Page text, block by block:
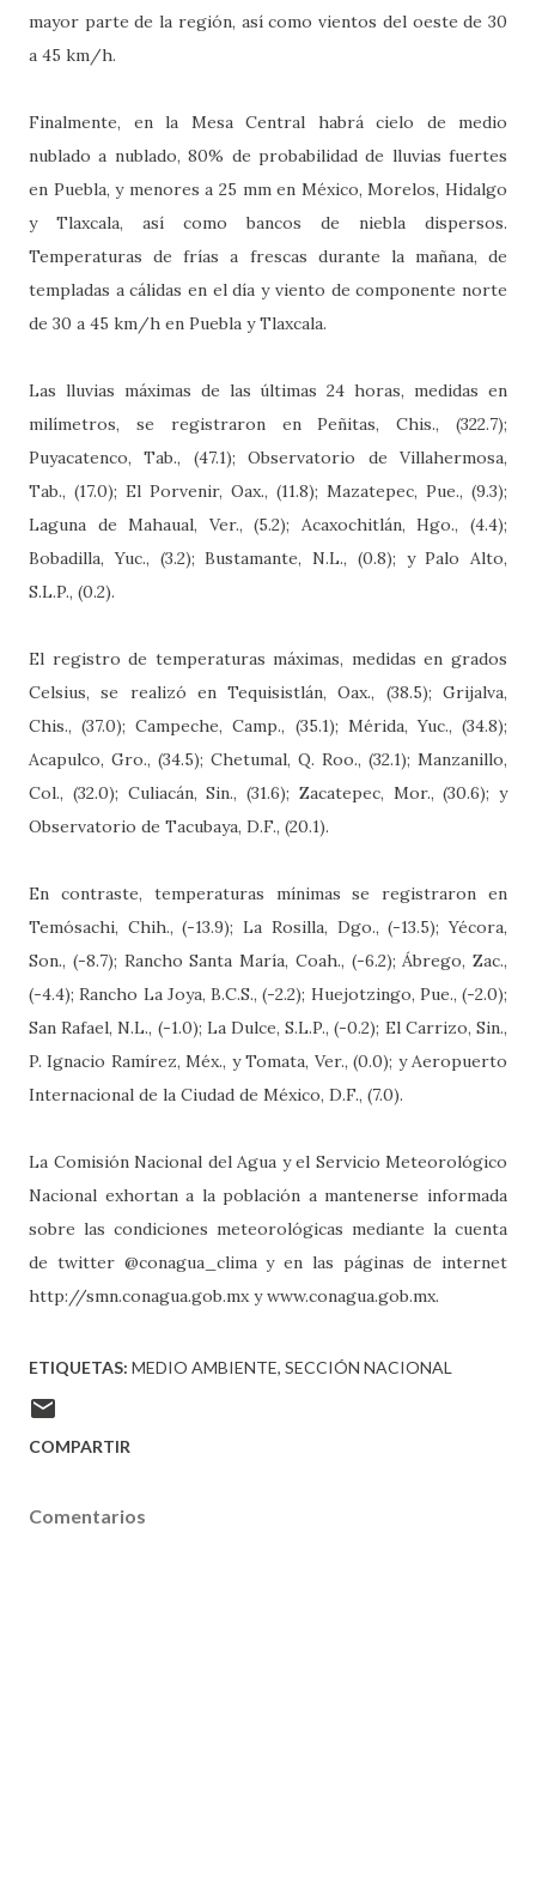
mayor parte de la región, así como vientos del oeste de 30
a 45 km/h.
Finalmente, en la Mesa Central habrá cielo de medio
nublado a nublado, 80% de probabilidad de lluvias fuertes
en Puebla, y menores a 25 mm en México, Morelos, Hidalgo
y Tlaxcala, así como bancos de niebla dispersos.
Temperaturas de frías a frescas durante la mañana, de
templadas a cálidas en el día y viento de componente norte
de 30 a 45 km/h en Puebla y Tlaxcala.
Las lluvias máximas de las últimas 24 horas, medidas en
milímetros, se registraron en Peñitas, Chis., (322.7);
Puyacatenco, Tab., (47.1); Observatorio de Villahermosa,
Tab., (17.0); El Porvenir, Oax., (11.8); Mazatepec, Pue., (9.3);
Laguna de Mahaual, Ver., (5.2); Acaxochitlán, Hgo., (4.4);
Bobadilla, Yuc., (3.2); Bustamante, N.L., (0.8); y Palo Alto,
S.L.P., (0.2).
El registro de temperaturas máximas, medidas en grados
Celsius, se realizó en Tequisistlán, Oax., (38.5); Grijalva,
Chis., (37.0); Campeche, Camp., (35.1); Mérida, Yuc., (34.8);
Acapulco, Gro., (34.5); Chetumal, Q. Roo., (32.1); Manzanillo,
Col., (32.0); Culiacán, Sin., (31.6); Zacatepec, Mor., (30.6); y
Observatorio de Tacubaya, D.F., (20.1).
En contraste, temperaturas mínimas se registraron en
Temósachi, Chih., (-13.9); La Rosilla, Dgo., (-13.5); Yécora,
Son., (-8.7); Rancho Santa María, Coah., (-6.2); Ábrego, Zac.,
(-4.4); Rancho La Joya, B.C.S., (-2.2); Huejotzingo, Pue., (-2.0);
San Rafael, N.L., (-1.0); La Dulce, S.L.P., (-0.2); El Carrizo, Sin.,
P. Ignacio Ramírez, Méx., y Tomata, Ver., (0.0); y Aeropuerto
Internacional de la Ciudad de México, D.F., (7.0).
La Comisión Nacional del Agua y el Servicio Meteorológico
Nacional exhortan a la población a mantenerse informada
sobre las condiciones meteorológicas mediante la cuenta
de twitter @conagua_clima y en las páginas de internet
http://smn.conagua.gob.mx y www.conagua.gob.mx.
ETIQUETAS: MEDIO AMBIENTE SECCIÓN NACIONAL
COMPARTIR
Comentarios